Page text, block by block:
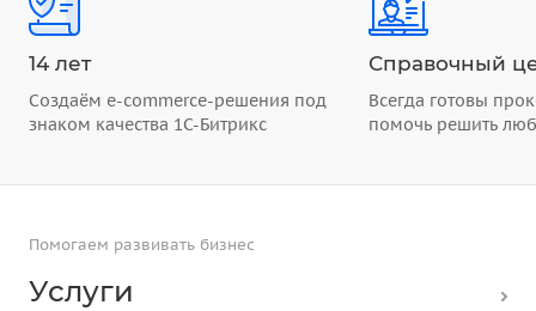
14 лет
Создаём e-commerce-решения под
знаком качества 1С-Битрикс
Справочный
Всегда готовы
помочь решить
Помогаем развивать бизнес
Услуги